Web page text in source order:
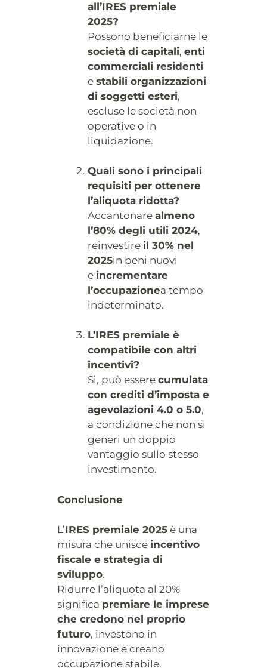
all’IRES premiale
2025?
Possono beneficiarne le
società di capitali, enti
commerciali residenti
e stabili organizzazioni
di soggetti esteri,
escluse le società non
operative o in
liquidazione.
Quali sono i principali
requisiti per ottenere
l’aliquota ridotta?
Accantonare almeno
l’80% degli utili 2024,
reinvestire il 30% nel
2025in beni nuovi
e incrementare
l’occupazionea tempo
indeterminato.
L’IRES premiale è
compatibile con altri
incentivi?
Sì, può essere cumulata
con crediti d’imposta e
agevolazioni 4.0 o 5.0,
a condizione che non si
generi un doppio
vantaggio sullo stesso
investimento.
Conclusione
L’IRES premiale 2025è una
misura che unisce incentivo
fiscale e strategia di
sviluppo.
Ridurre l’aliquota al 20%
significa premiare le imprese
che credono nel proprio
futuro, investono in
innovazione e creano
occupazione stabile.